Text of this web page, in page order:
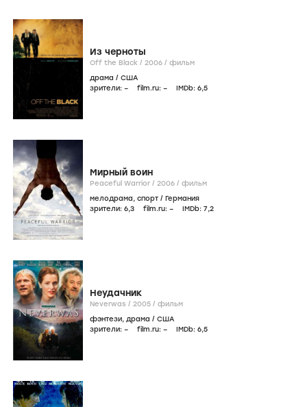
Из черноты
Off the Black / 2006 / фильм
драма / США
зрители: – film.ru: – IMDb: 6,5
Мирный воин
Peaceful Warrior / 2006 / фильм
мелодрама, спорт / Германия
зрители: 6,3 film.ru: – IMDb: 7,2
Неудачник
Neverwas / 2005 / фильм
фэнтези, драма / США
зрители: – film.ru: – IMDb: 6,5